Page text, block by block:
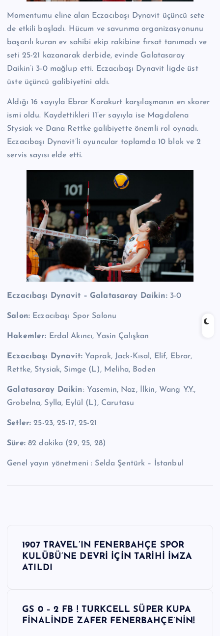
Momentumu eline alan Eczacıbaşı Dynavit üçüncü sete
de etkili başladı. Hücum ve savunma organizasyonunu
başarılı kuran ev sahibi ekip rakibine fırsat tanımadı ve
seti 25-21 kazanarak derbide, evinde Galatasaray
Daikin’i 3-0 mağlup etti. Eczacıbaşı Dynavit ligde üst
üste üçüncü galibiyetini aldı.
Aldığı 16 sayıyla Ebrar Karakurt karşılaşmanın en skorer
ismi oldu. Kaydettikleri 11’er sayıyla ise Magdalena
Stysiak ve Dana Rettke galibiyette önemli rol oynadı.
Eczacıbaşı Dynavit’li oyuncular toplamda 10 blok ve 2
servis sayısı elde etti.
Eczacıbaşı Dynavit – Galatasaray Daikin: 3-0
Salon: Eczacıbaşı Spor Salonu
Hakemler: Erdal Akıncı, Yasin Çalışkan
Eczacıbaşı Dynavit: Yaprak, Jack-Kısal, Elif, Ebrar,
Rettke, Stysiak, Simge (L), Meliha, Boden
Galatasaray Daikin: Yasemin, Naz, İlkin, Wang Y.Y.,
Grobelna, Sylla, Eylül (L), Carutasu
Setler:25-23, 25-17, 25-21
Süre: 82 dakika (29, 25, 28)
Genel yayın yönetmeni : Selda Şentürk – İstanbul
1907 TRAVEL’IN FENERBAHÇE SPOR
KULÜBÜ’NE DEVRİ İÇİN TARİHİ İMZA
ATILDI
GS 0 – 2 FB ! TURKCELL SÜPER KUPA
FİNALİNDE ZAFER FENERBAHÇE’NİN!